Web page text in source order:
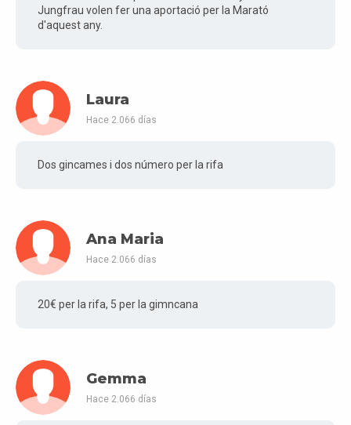
Jungfrau volen fer una aportació per la Marató
d'aquest any.
Laura
Hace 2.066 días
Dos gincames i dos número per la rifa
Ana Maria
Hace 2.066 días
20€ per la rifa, 5 per la gimncana
Gemma
Hace 2.066 días